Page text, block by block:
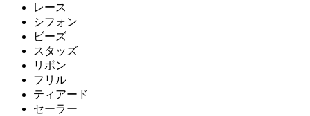
レース
シフォン
ビーズ
スタッズ
リボン
フリル
ティアード
セーラー